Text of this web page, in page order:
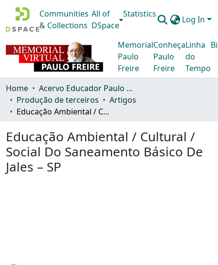
Communities
& Collections
All of
DSpace
Statistics
Log In
Memorial
Paulo
Freire
Conheça
Paulo
Freire
Linha
do
Tempo
Home
Acervo Educador Paulo Freire
Produção de terceiros
Artigos
Educação Ambiental / Cultural / Social Do Saneamento Básico De Jales – SP
Educação Ambiental / Cultural /
Social Do Saneamento Básico De
Jales – SP